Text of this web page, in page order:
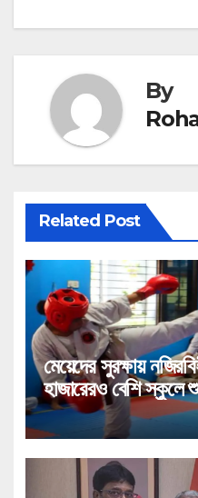
By
Related Post
মেয়েদের সুরক্ষায়
হাজারেরও বেশি স্কুলে
প্রশিক্ষণ!